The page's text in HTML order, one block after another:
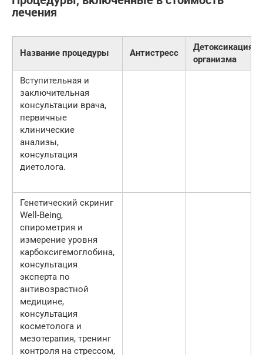
лечения
Название процедуры Антистресс
Детоксикация
организма
Вступительная и
заключительная
консультации врача,
первичные
клинические
анализы,
консультация
диетолога.
Генетический скриниг
Well-Being,
cпирометрия и
измерение уровня
карбоксигемоглобина,
консультация
эксперта по
антивозрастной
медицине,
консультация
косметолога и
мезотерапия, тренинг
контроля на стрессом,